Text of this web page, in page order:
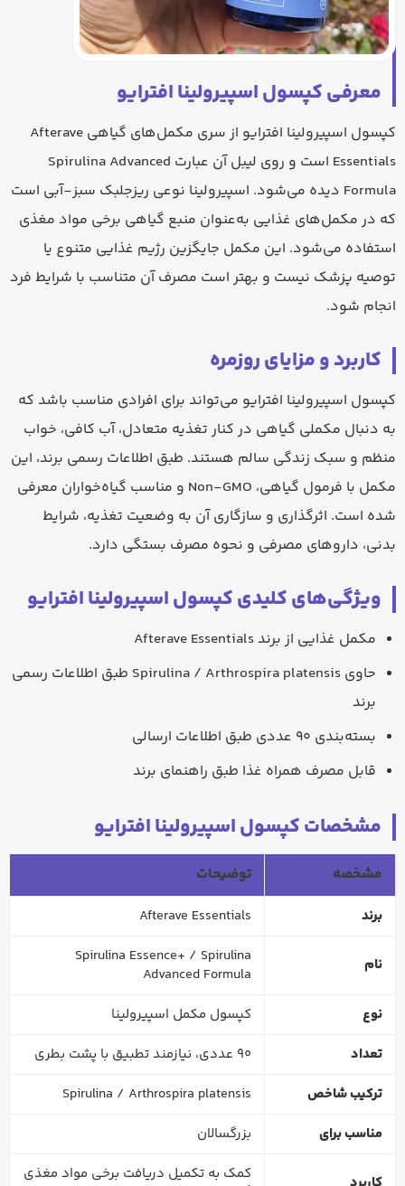
معرفی کپسول اسپیرولینا افترایو
کپسول اسپیرولینا افترایو از سری مکمل‌های گیاهی Afterave
Essentials است و روی لیبل آن عبارت Spirulina Advanced
Formula دیده می‌شود. اسپیرولینا نوعی ریزجلبک سبز-آبی است
که در مکمل‌های غذایی به‌عنوان منبع گیاهی برخی مواد مغذی
استفاده می‌شود. این مکمل جایگزین رژیم غذایی متنوع یا
توصیه پزشک نیست و بهتر است مصرف آن متناسب با شرایط فرد
انجام شود.
کاربرد و مزایای روزمره
کپسول اسپیرولینا افترایو می‌تواند برای افرادی مناسب باشد که
به دنبال مکملی گیاهی در کنار تغذیه متعادل، آب کافی، خواب
منظم و سبک زندگی سالم هستند. طبق اطلاعات رسمی برند، این
مکمل با فرمول گیاهی، Non-GMO و مناسب گیاه‌خواران معرفی
شده است. اثرگذاری و سازگاری آن به وضعیت تغذیه، شرایط
بدنی، داروهای مصرفی و نحوه مصرف بستگی دارد.
ویژگی‌های کلیدی کپسول اسپیرولینا افترایو
مکمل غذایی از برند Afterave Essentials
حاوی Spirulina / Arthrospira platensis طبق اطلاعات رسمی
برند
بسته‌بندی 90 عددی طبق اطلاعات ارسالی
قابل مصرف همراه غذا طبق راهنمای برند
مشخصات کپسول اسپیرولینا افترایو
مشخصه توضیحات
برند Afterave Essentials
نام
Spirulina Essence+ / Spirulina
Advanced Formula
نوع
کپسول مکمل اسپیرولینا
تعداد
90 عددی، نیازمند تطبیق با پشت بطری
ترکیب شاخص
Spirulina / Arthrospira platensis
مناسب برای
بزرگسالان
کمک به تکمیل دریافت برخی مواد مغذی